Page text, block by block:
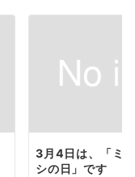
3月4日は、「ミ
シの日」です